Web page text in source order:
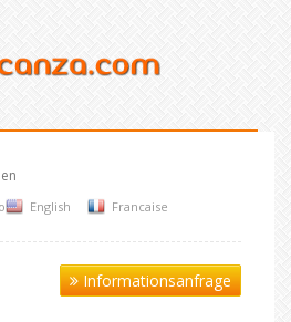
English Francaise
Informationsanfrage